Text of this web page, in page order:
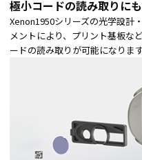
極小コードの読み取りに
Xenon1950シリーズの光学設計
メントにより、プリント基板な
ードの読み取りが可能になります